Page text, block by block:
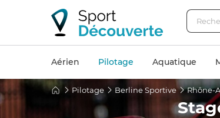
Aérien Pilotage Aquatique
Pilotage Berline Sportive Rhône-